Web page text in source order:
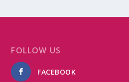
FOLLOW US
FACEBOOK